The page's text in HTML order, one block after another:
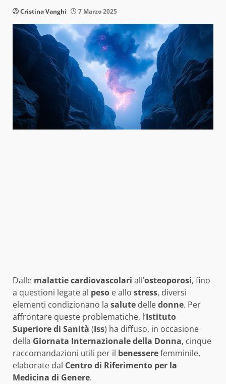
Cristina Vanghi 7 Marzo 2025
Dalle malattie cardiovascolari all’osteoporosi, fino
a questioni legate al peso e allo stress, diversi
elementi condizionano la salute delledonne. Per
affrontare queste problematiche, l’Istituto
Superiore di Sanità (Iss) ha diffuso, in occasione
della Giornata Internazionale della Donna, cinque
raccomandazioni utili per il benesserefemminile,
elaborate dal Centro di Riferimento per la
Medicina di Genere.